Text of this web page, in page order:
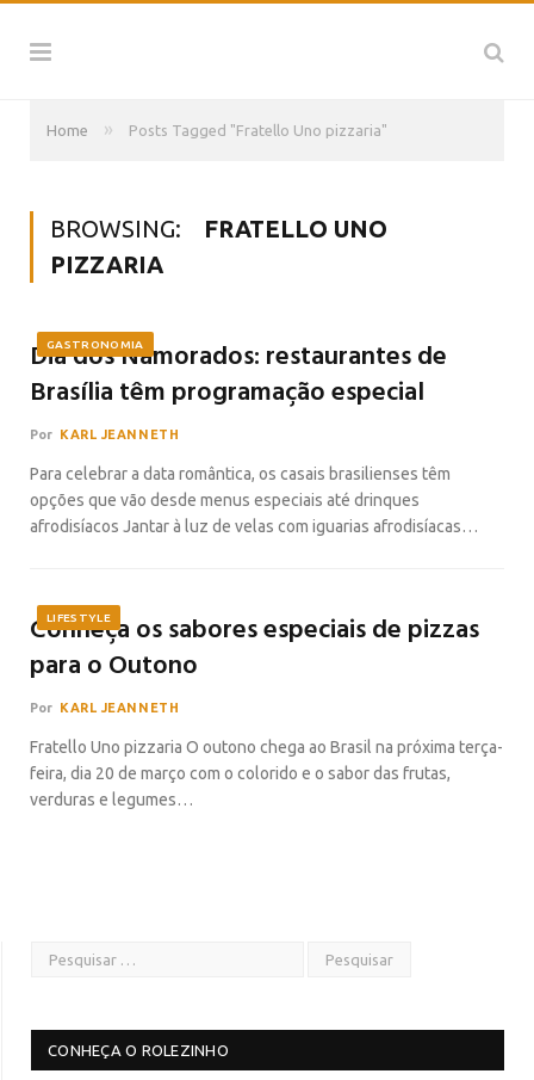
Home » Posts Tagged "Fratello Uno pizzaria"
BROWSING:
FRATELLO UNO
PIZZARIA
GASTRONOMIA
Dia dos Namorados: restaurantes de
Brasília têm programação especial
Por KARL JEANNETH
Para celebrar a data romântica, os casais brasilienses têm
opções que vão desde menus especiais até drinques
afrodisíacos Jantar à luz de velas com iguarias afrodisíacas…
LIFESTYLE
Conheça os sabores especiais de pizzas
para o Outono
Por KARL JEANNETH
Fratello Uno pizzaria O outono chega ao Brasil na próxima terça-
feira, dia 20 de março com o colorido e o sabor das frutas,
verduras e legumes…
CONHEÇA O ROLEZINHO